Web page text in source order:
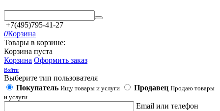
+7(495)795-41-27
0Корзина
Товары в корзине:
Корзина пуста
Корзина Оформить заказ
Войти
Выберите тип пользователя
Покупатель Ищу товары и услуги Продавец Продаю товары
и услуги
Email или телефон